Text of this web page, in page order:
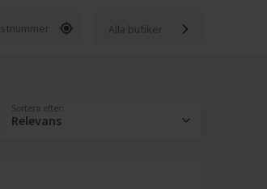
Alla butiker
Sortera efter:
Relevans